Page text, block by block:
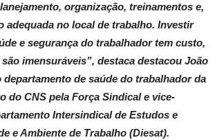
organização, treinamentos e,
adequada no local de trabalho. Investir
e segurança do trabalhador tem custo,
imensuráveis”, destaca destacou João
de saúde do trabalhador da
do CNS pela Força Sindical e vice-
Intersindical de Estudos e
e Ambiente de Trabalho (Diesat).